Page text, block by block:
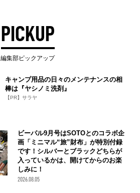
PICKUP
編集部ピックアップ
キャンプ用品の日々のメンテナンスの相
棒は『ヤシノミ洗剤』
【PR】サラヤ
ビーパル9月号はSOTOとのコラボ企
画「ミニマル“旅”財布」が特別付録
です！シルバーとブラックどちらが
入っているかは、開けてからのお楽
しみに！
2026.08.05